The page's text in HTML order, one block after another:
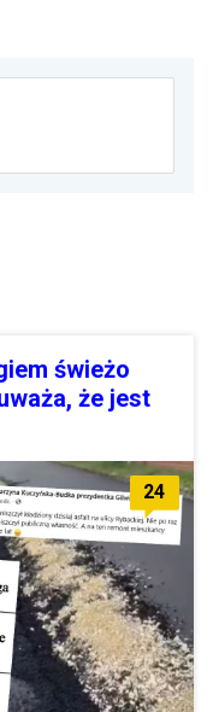
świeżo
że jest
24